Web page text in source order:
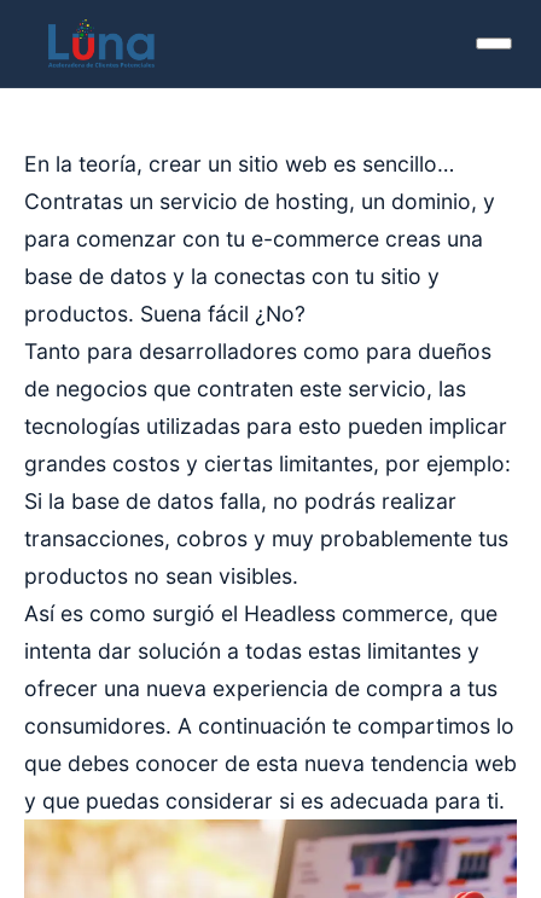
En la teoría, crear un sitio web es sencillo…
Contratas un servicio de hosting, un dominio, y
para comenzar con tu e-commerce creas una
base de datos y la conectas con tu sitio y
productos. Suena fácil ¿No?
Tanto para desarrolladores como para dueños
de negocios que contraten este servicio, las
tecnologías utilizadas para esto pueden implicar
grandes costos y ciertas limitantes, por ejemplo:
Si la base de datos falla, no podrás realizar
transacciones, cobros y muy probablemente tus
productos no sean visibles.
Así es como surgió el Headless commerce, que
intenta dar solución a todas estas limitantes y
ofrecer una nueva experiencia de compra a tus
consumidores. A continuación te compartimos lo
que debes conocer de esta nueva tendencia web
y que puedas considerar si es adecuada para ti.